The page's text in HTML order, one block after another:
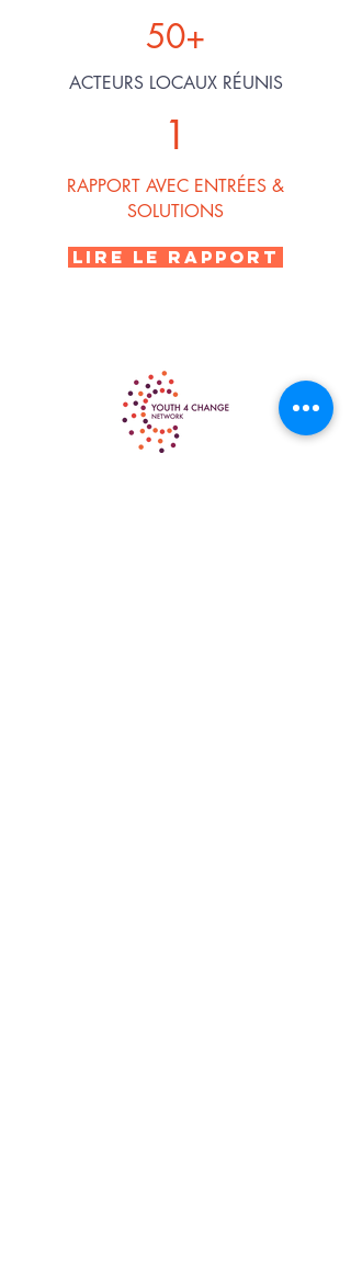
50+
ACTEURS LOCAUX RÉUNIS
1
RAPPORT AVEC ENTRÉES &
SOLUTIONS
LIRE LE RAPPORT